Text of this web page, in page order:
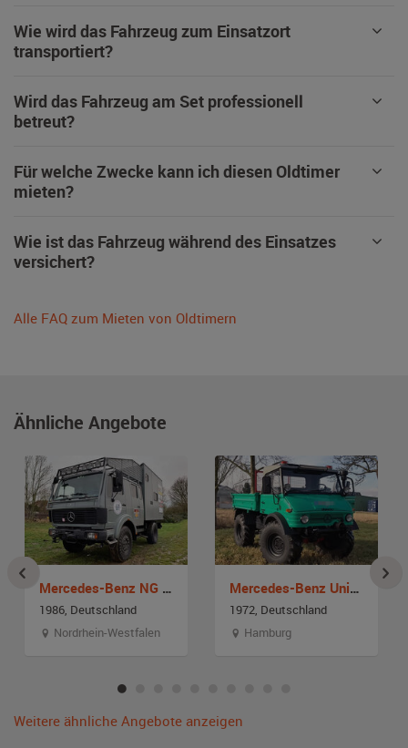
Wie wird das Fahrzeug zum Einsatzort
transportiert?
Wird das Fahrzeug am Set professionell
betreut?
Für welche Zwecke kann ich diesen Oldtimer
mieten?
Wie ist das Fahrzeug während des Einsatzes
versichert?
Alle FAQ zum Mieten von Oldtimern
Ähnliche Angebote
Mercedes-Benz NG 1017 Allrad
1986, Deutschland
Nordrhein-Westfalen
Mercedes-Benz Unimog 406 Agrar
1972, Deutschland
Hamburg
Weitere ähnliche Angebote anzeigen